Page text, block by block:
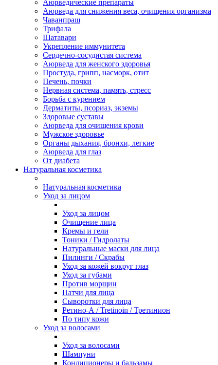
Аюрведические препараты
Аюрведа для снижения веса, очищения организма
Чаванпраш
Трифала
Шатавари
Укрепление иммунитета
Сердечно-сосудистая система
Аюрведа для женского здоровья
Простуда, грипп, насморк, отит
Печень, почки
Нервная система, память, стресс
Борьба с курением
Дерматиты, псориаз, экземы
Здоровые суставы
Аюрведа для очищения крови
Мужское здоровье
Органы дыхания, бронхи, легкие
Аюрведа для глаз
От диабета
Натуральная косметика
Натуральная косметика
Уход за лицом
Уход за лицом
Очищение лица
Кремы и гели
Тоники / Гидролаты
Натуральные маски для лица
Пилинги / Cкрабы
Уход за кожей вокруг глаз
Уход за губами
Против морщин
Патчи для лица
Сыворотки для лица
Ретино-А / Tretinoin / Третинион
По типу кожи
Уход за волосами
Уход за волосами
Шампуни
Кондиционеры и бальзамы